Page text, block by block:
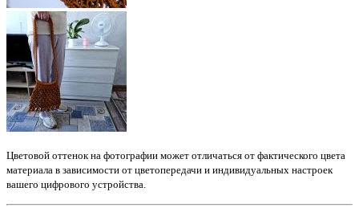
Цветовой оттенок на фотографии может отличаться от фактического цвета
материала в зависимости от цветопередачи и индивидуальных настроек
вашего цифрового устройства.